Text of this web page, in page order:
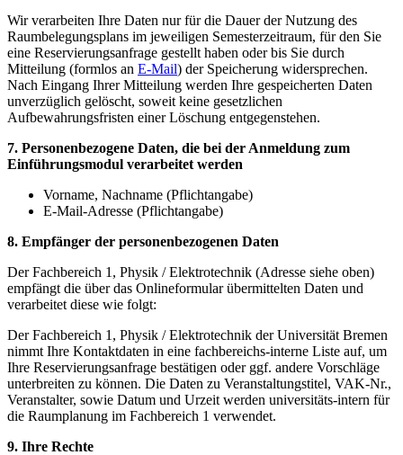
Wir verarbeiten Ihre Daten nur für die Dauer der Nutzung des
Raumbelegungsplans im jeweiligen Semesterzeitraum, für den Sie
eine Reservierungsanfrage gestellt haben oder bis Sie durch
Mitteilung (formlos an E-Mail) der Speicherung widersprechen.
Nach Eingang Ihrer Mitteilung werden Ihre gespeicherten Daten
unverzüglich gelöscht, soweit keine gesetzlichen
Aufbewahrungsfristen einer Löschung entgegenstehen.
7. Personenbezogene Daten, die bei der Anmeldung zum
Einführungsmodul verarbeitet werden
Vorname, Nachname (Pflichtangabe)
E-Mail-Adresse (Pflichtangabe)
8. Empfänger der personenbezogenen Daten
Der Fachbereich 1, Physik / Elektrotechnik (Adresse siehe oben)
empfängt die über das Onlineformular übermittelten Daten und
verarbeitet diese wie folgt:
Der Fachbereich 1, Physik / Elektrotechnik der Universität Bremen
nimmt Ihre Kontaktdaten in eine fachbereichs-interne Liste auf, um
Ihre Reservierungsanfrage bestätigen oder ggf. andere Vorschläge
unterbreiten zu können. Die Daten zu Veranstaltungstitel, VAK-Nr.,
Veranstalter, sowie Datum und Urzeit werden universitäts-intern für
die Raumplanung im Fachbereich 1 verwendet.
9. Ihre Rechte